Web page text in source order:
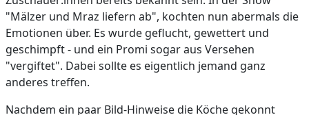
"Mälzer und Mraz liefern ab", kochten nun abermals die
Emotionen über. Es wurde geflucht, gewettert und
geschimpft - und ein Promi sogar aus Versehen
"vergiftet". Dabei sollte es eigentlich jemand ganz
anderes treffen.
Nachdem ein paar Bild-Hinweise die Köche gekonnt